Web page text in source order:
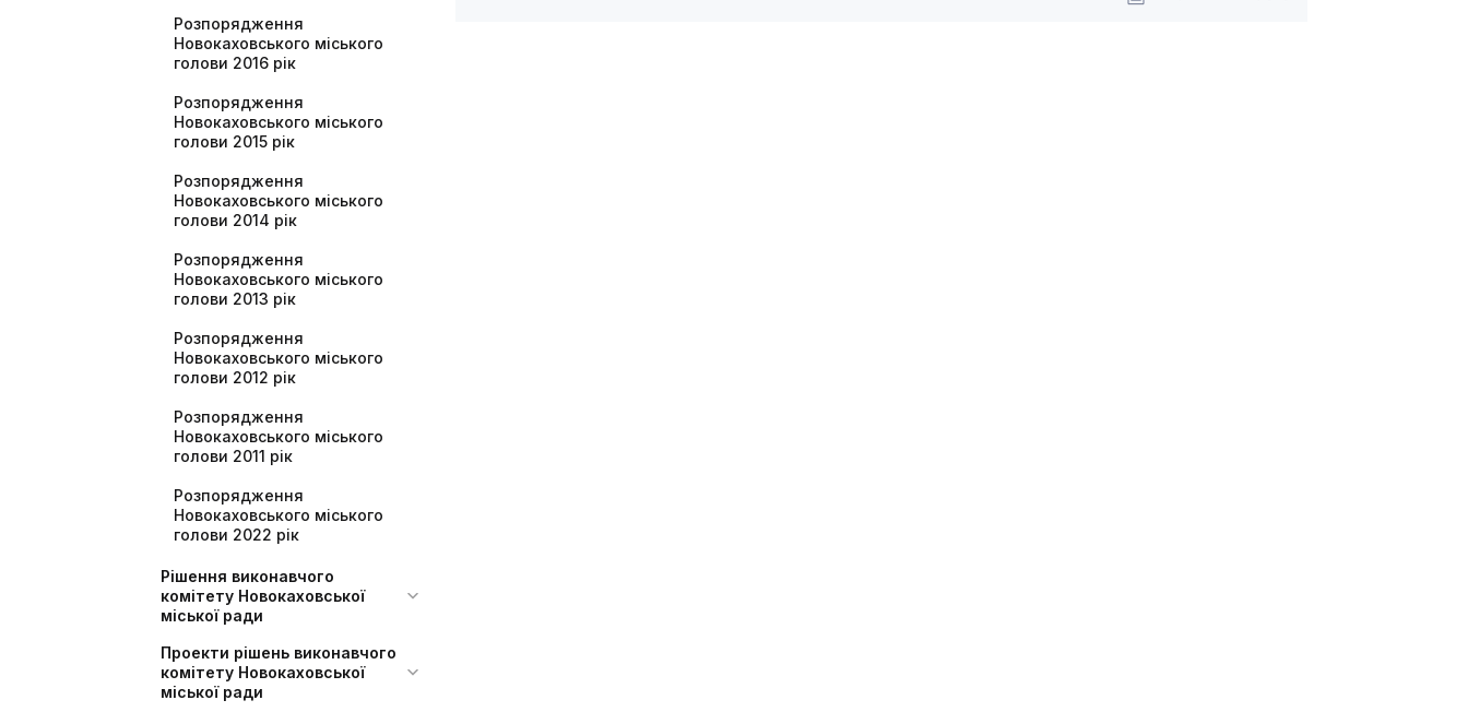
Розпорядження
Новокаховського міського
голови 2016 рік
Розпорядження
Новокаховського міського
голови 2015 рік
Розпорядження
Новокаховського міського
голови 2014 рік
Розпорядження
Новокаховського міського
голови 2013 рік
Розпорядження
Новокаховського міського
голови 2012 рік
Розпорядження
Новокаховського міського
голови 2011 рік
Розпорядження
Новокаховського міського
голови 2022 рік
Рішення виконавчого
комітету Новокаховської
міської ради
Проекти рішень виконавчого
комітету Новокаховської
міської ради